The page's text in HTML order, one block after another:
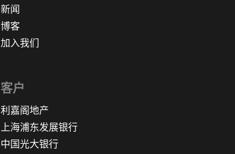
新闻
博客
加入我们
客户
利嘉阁地产
上海浦东发展银行
中国光大银行